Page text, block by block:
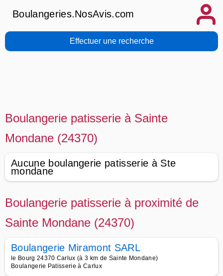
Boulangeries.NosAvis.com
Effectuer une recherche
Boulangerie patisserie à Sainte
Mondane (24370)
Aucune boulangerie patisserie à Ste
mondane
Boulangerie patisserie à proximité de
Sainte Mondane (24370)
Boulangerie Miramont SARL
le Bourg 24370 Carlux (à 3 km de Sainte Mondane)
Boulangerie Patisserie à Carlux